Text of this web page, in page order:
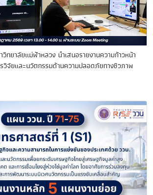
ทยาลัยแม่ฟ้าหลวง นำเสนอรายงานความก้าวหน้า
จัยและนวัตกรรมด้านความปลอดภัยทางชีวภาพ